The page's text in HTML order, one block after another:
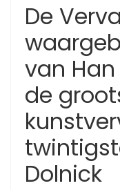
De
van
de
Dolnick